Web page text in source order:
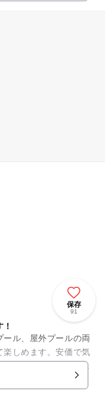
保存
91
ル、屋外プールの両
しめます。安価で気
外プールは、子供用